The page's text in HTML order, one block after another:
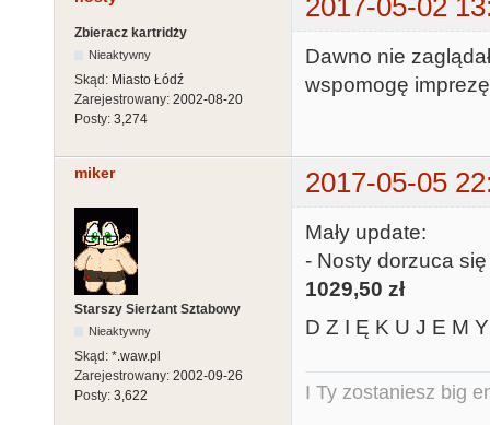
Zbieracz kartridży
Nieaktywny
Skąd: Miasto Łódź
Zarejestrowany: 2002-08-20
Posty: 3,274
Dawno nie
wspomogę
miker 2017-05-05
Starszy Sierżant Sztabowy
Nieaktywny
Skąd: *.waw.pl
Zarejestrowany: 2002-09-26
Posty: 3,622
Mały update:
- Nosty dorzuca się
1029,50 zł
D Z I Ę K U J E M
I Ty zostaniesz big